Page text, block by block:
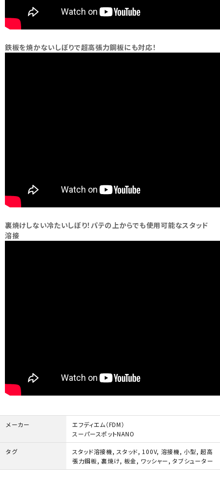
鉄板を焼かないしぼりで超高張力鋼板にも対応！
裏焼けしない冷たいしぼり！パテの上からでも使用可能なスタッド
溶接
メーカー
エフディエム（FDM）
スーパースポットNANO
タグ スタッド溶接機, スタッド, 100V, 溶接機, 小型, 超高
張力鋼板,裏焼け, 板金, ワッシャー,タブシューター